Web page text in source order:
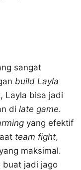
sangat
build Layla
Layla bisa jadi
dilate game.
yang efektif
team fight,
maksimal.
buat jadi jago